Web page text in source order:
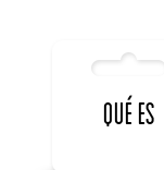
Qué es